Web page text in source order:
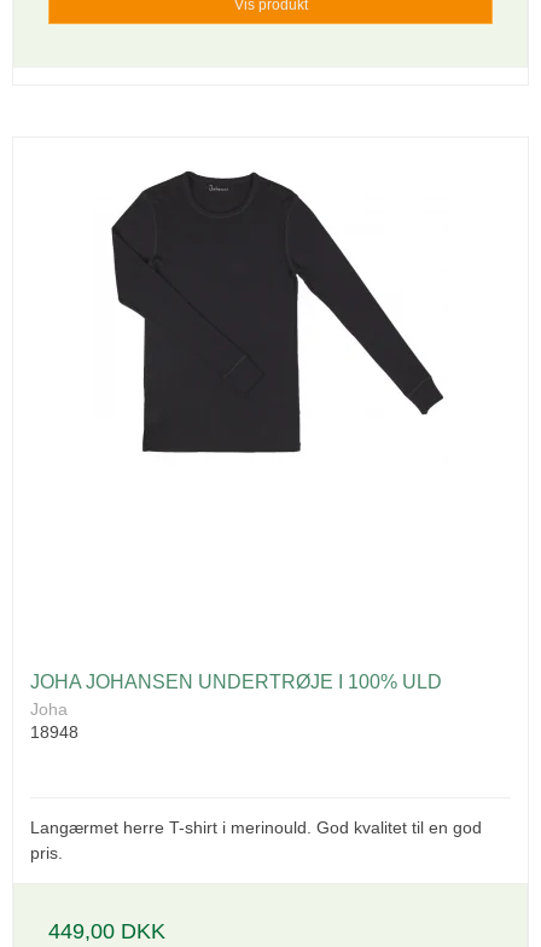
Vis produkt
JOHA JOHANSEN UNDERTRØJE I 100% ULD
Joha
18948
Langærmet herre T-shirt i merinould. God kvalitet til en god
pris.
449,00 DKK